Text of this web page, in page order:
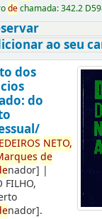
dechamada:342.2
ao seu
dos
do
DEIROS NETO,
de
nador] |
FILHO,
nador].